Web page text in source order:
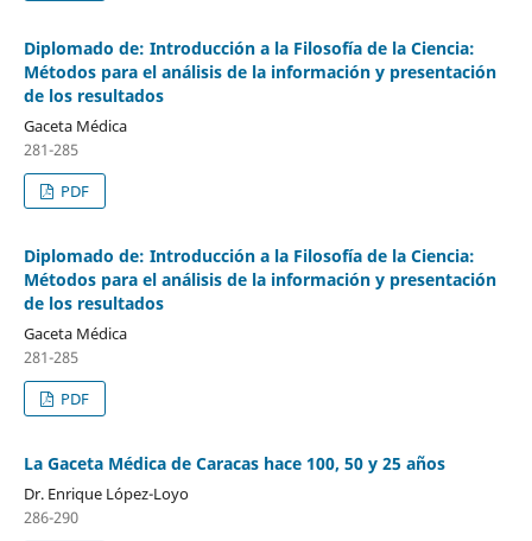
Diplomado de: Introducción a la Filosofía de la Ciencia:
Métodos para el análisis de la información y presentación
de los resultados
Gaceta Médica
281-285
PDF
Diplomado de: Introducción a la Filosofía de la Ciencia:
Métodos para el análisis de la información y presentación
de los resultados
Gaceta Médica
281-285
PDF
La Gaceta Médica de Caracas hace 100, 50 y 25 años
Dr. Enrique López-Loyo
286-290